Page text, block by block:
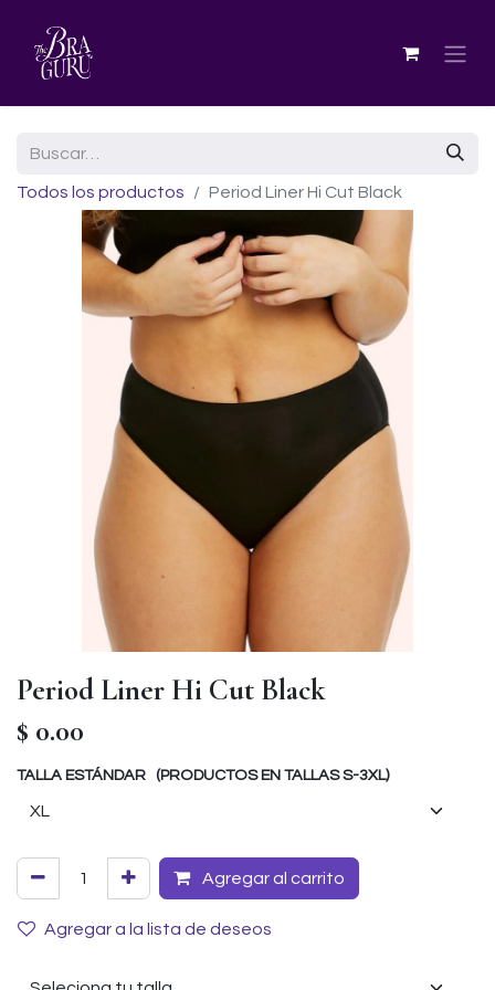
Todos los productos Period Liner Hi Cut Black
Period Liner Hi Cut Black
$ 0.00
TALLA ESTÁNDAR (PRODUCTOS EN TALLAS S-3XL)
Agregar al carrito
Agregar a la lista de deseos